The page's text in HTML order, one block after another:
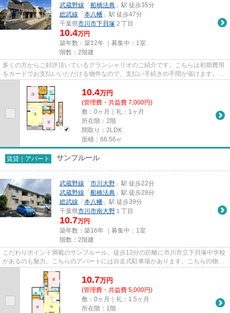
武蔵野線 「 船橋法典 」駅 徒歩35分
総武線 「 本八幡 」駅 徒歩47分
千葉県市川市下貝塚 ２丁目
10.4万円
築年数：築12年 ｜募集中： 1室
階数：2階建
多くの方からご好評頂いているグランシャリオのご紹介です。こちらは初期費用
をカードでお支払いいただける物件なので、支払い手続きの手間が省けます。陽
10.4万円
(管理費・共益費 7,000円)
敷：0ヶ月｜礼：1ヶ月
所在階：2階
間取り：2LDK
面積：66.56㎡
賃貸｜アパート サンフルール
武蔵野線 「 市川大野 」駅 徒歩22分
武蔵野線 「 船橋法典 」駅 徒歩28分
総武線 「 本八幡 」駅 徒歩39分
千葉県市川市南大野 １丁目
10.7万円
築年数：築16年 ｜募集中： 1室
階数：2階建
こだわりポイント満載のサンフルール。徒歩13分の距離に市川市立下貝塚中学校
があるのも魅力。こちらのアパートには自走式駐車場があります。こちらの物件
はアパートです。当社スタッ...
10.7万円
(管理費・共益費 5,000円)
敷：0ヶ月｜礼：1.5ヶ月
所在階：1階